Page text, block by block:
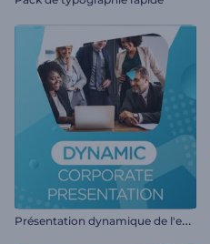
P
résentation dynamique de l'entreprise